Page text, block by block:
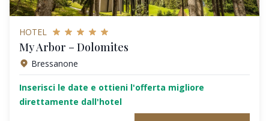
HOTEL
My Arbor – Dolomites
Bressanone
Inserisci le date e ottieni l'offerta migliore
direttamente dall'hotel